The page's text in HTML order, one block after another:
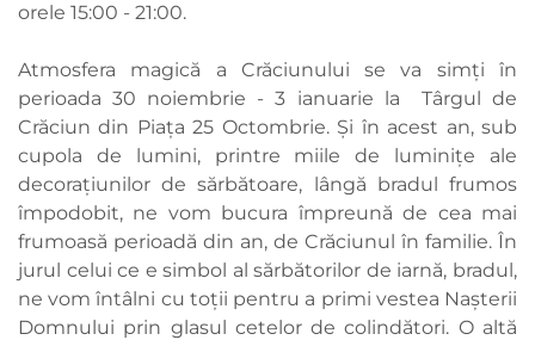
orele 15:00 - 21:00.
Atmosfera magică a Crăciunului se va simți în
perioada 30 noiembrie - 3 ianuarie la Târgul de
Crăciun din Piața 25 Octombrie. Și în acest an, sub
cupola de lumini, printre miile de luminițe ale
decorațiunilor de sărbătoare, lângă bradul frumos
împodobit, ne vom bucura împreună de cea mai
frumoasă perioadă din an, de Crăciunul în familie. În
jurul celui ce e simbol al sărbătorilor de iarnă, bradul,
ne vom întâlni cu toții pentru a primi vestea Nașterii
Domnului prin glasul cetelor de colindători. O altă